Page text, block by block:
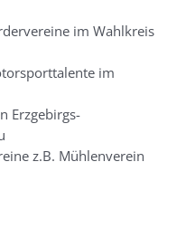
im Wahlkreis
im
Erzgebirgs-
z.B. Mühlenverein